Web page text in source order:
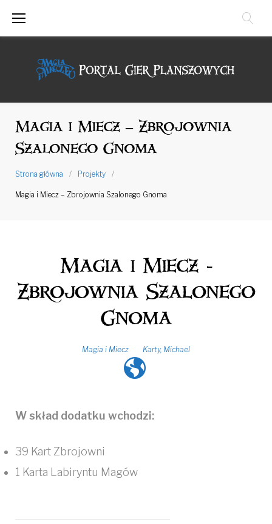
Magia i Miecz – Zbrojownia
Szalonego Gnoma
Strona główna / Projekty /
Magia i Miecz – Zbrojownia Szalonego Gnoma
Magia i Miecz -
Zbrojownia Szalonego
Gnoma
Magia i Miecz Karty, Michael
W skład dodatku wchodzi:
39 Kart Zbrojowni
1 Karta Labiryntu Magów